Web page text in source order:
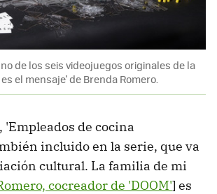
de los seis videojuegos originales de la
el mensaje' de Brenda Romero.
'Empleados de cocina
incluido en la serie, que va
cultural. La familia de mi
cocreador de 'DOOM'] es